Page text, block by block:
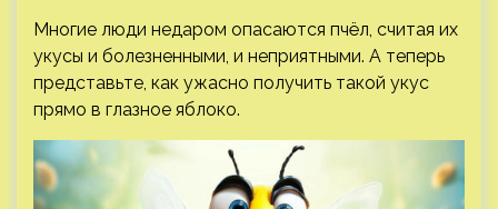
Многие люди недаром опасаются пчёл, считая их
укусы и болезненными, и неприятными. А теперь
представьте, как ужасно получить такой укус
прямо в глазное яблоко.